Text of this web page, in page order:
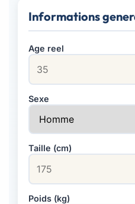
Informations
Age reel
Sexe
Taille (cm)
Poids (kg)